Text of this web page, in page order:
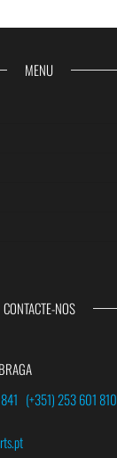
MENU
CONTACTE-NOS
(+351) 253 601 810